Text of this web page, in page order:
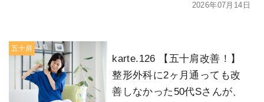
2026年07月14日
五十肩
karte.126 【五十肩改善！】
整形外科に2ヶ月通っても改
善しなかった50代Sさんが、